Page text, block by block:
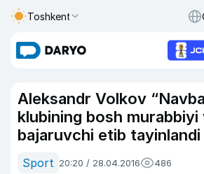
Toshkent
Aleksandr Volkov
klubining bosh
bajaruvchi etib tayinlandi
Sport 20:20 / 28.04.2016 486